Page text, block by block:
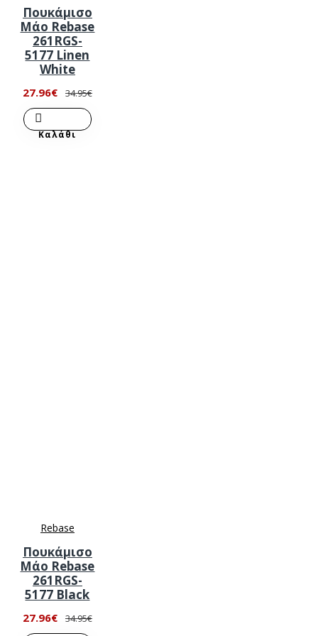
Πουκάμισο
Μάο Rebase
261RGS-
5177 Linen
White
27.96€ 34.95€
Καλάθι
Rebase
Πουκάμισο
Μάο Rebase
261RGS-
5177 Black
27.96€ 34.95€